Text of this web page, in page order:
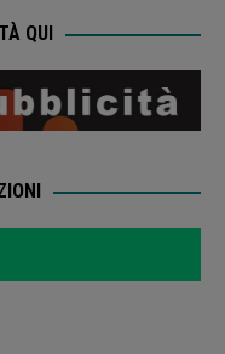
QUI